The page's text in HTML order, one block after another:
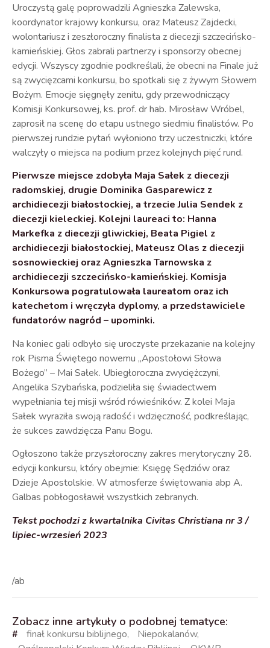
Uroczystą galę poprowadzili Agnieszka Zalewska,
koordynator krajowy konkursu, oraz Mateusz Zajdecki,
wolontariusz i zeszłoroczny finalista z diecezji szczecińsko-
kamieńskiej. Głos zabrali partnerzy i sponsorzy obecnej
edycji. Wszyscy zgodnie podkreślali, że obecni na Finale już
są zwycięzcami konkursu, bo spotkali się z żywym Słowem
Bożym. Emocje sięgnęły zenitu, gdy przewodniczący
Komisji Konkursowej, ks. prof. dr hab. Mirosław Wróbel,
zaprosił na scenę do etapu ustnego siedmiu finalistów. Po
pierwszej rundzie pytań wyłoniono trzy uczestniczki, które
walczyły o miejsca na podium przez kolejnych pięć rund.
Pierwsze miejsce zdobyła Maja Sałek z diecezji
radomskiej, drugie Dominika Gasparewicz z
archidiecezji białostockiej, a trzecie Julia Sendek z
diecezji kieleckiej. Kolejni laureaci to: Hanna
Markefka z diecezji gliwickiej, Beata Pigiel z
archidiecezji białostockiej, Mateusz Olas z diecezji
sosnowieckiej oraz Agnieszka Tarnowska z
archidiecezji szczecińsko-kamieńskiej. Komisja
Konkursowa pogratulowała laureatom oraz ich
katechetom i wręczyła dyplomy, a przedstawiciele
fundatorów nagród – upominki.
Na koniec gali odbyło się uroczyste przekazanie na kolejny
rok Pisma Świętego nowemu „Apostołowi Słowa
Bożego” – Mai Sałek. Ubiegłoroczna zwyciężczyni,
Angelika Szybańska, podzieliła się świadectwem
wypełniania tej misji wśród rówieśników. Z kolei Maja
Sałek wyraziła swoją radość i wdzięczność, podkreślając,
że sukces zawdzięcza Panu Bogu.
Ogłoszono także przyszłoroczny zakres merytoryczny 28.
edycji konkursu, który obejmie: Księgę Sędziów oraz
Dzieje Apostolskie. W atmosferze świętowania abp A.
Galbas pobłogosławił wszystkich zebranych.
Tekst pochodzi z kwartalnika Civitas Christiana nr 3 /
lipiec-wrzesień 2023
/ab
Zobacz inne artykuły o podobnej tematyce:
# finał konkursu biblijnego, Niepokalanów,